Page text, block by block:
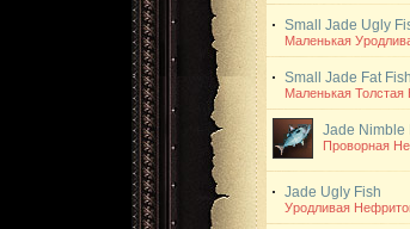
Small Jade Ugly
Маленькая
Small Jade Fat Fish
Маленькая
Jade Nimble
Проворная
Jade Ugly Fish
Уродливая